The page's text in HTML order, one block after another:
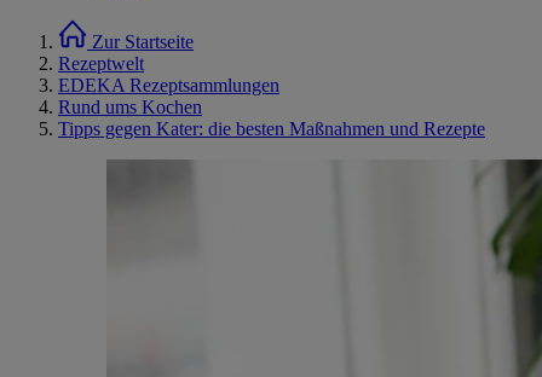
Zur Startseite
Rezeptwelt
EDEKA Rezeptsammlungen
Rund ums Kochen
Tipps gegen Kater: die besten Maßnahmen und Rezepte